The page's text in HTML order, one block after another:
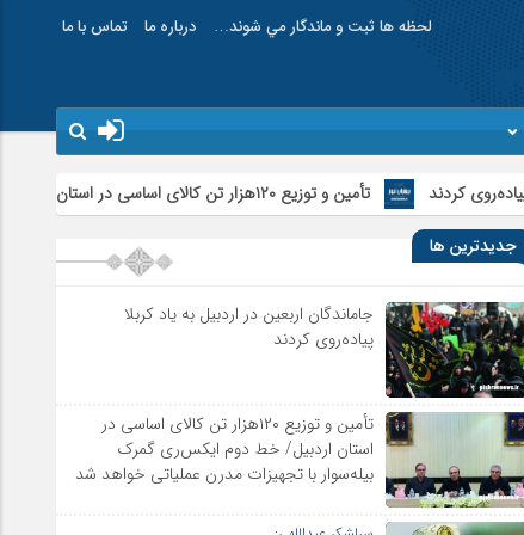
لحظه ها ثبت و ماندگار مي شوند… درباره ما تماس با ما
تأمین و توزیع ۱۲۰هزار تن کالای اساسی در استان اردبیل/ خط دوم ایکس‌ری گمرک بیله‌سوار با تجهیزات مدرن عملیاتی خواهد شد
جدیدترین ها
جاماندگان اربعین در اردبیل به یاد کربلا
پیاده‌روی کردند
تأمین و توزیع ۱۲۰هزار تن کالای اساسی در
استان اردبیل/ خط دوم ایکس‌ری گمرک
بیله‌سوار با تجهیزات مدرن عملیاتی خواهد شد